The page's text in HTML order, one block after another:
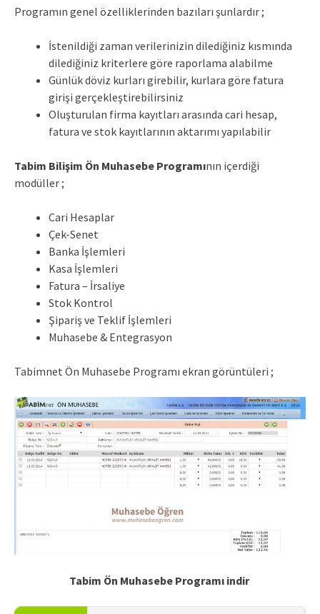
Programın genel özelliklerinden bazıları şunlardır ;
İstenildiği zaman verilerinizin dilediğiniz kısmında
dilediğiniz kriterlere göre raporlama alabilme
Günlük döviz kurları girebilir, kurlara göre fatura
girişi gerçekleştirebilirsiniz
Oluşturulan firma kayıtları arasında cari hesap,
fatura ve stok kayıtlarının aktarımı yapılabilir
Tabim Bilişim Ön Muhasebe Programının içerdiği
modüller ;
Cari Hesaplar
Çek-Senet
Banka İşlemleri
Kasa İşlemleri
Fatura – İrsaliye
Stok Kontrol
Şipariş ve Teklif İşlemleri
Muhasebe & Entegrasyon
Tabimnet Ön Muhasebe Programı ekran görüntüleri ;
Tabim Ön Muhasebe Programı indir